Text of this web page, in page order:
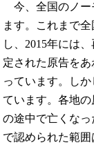
今、全国のノー
ます。これまで
し、2015年には
定された原告を
っています。し
ています。各地の
の途中で亡くな
で認められた範